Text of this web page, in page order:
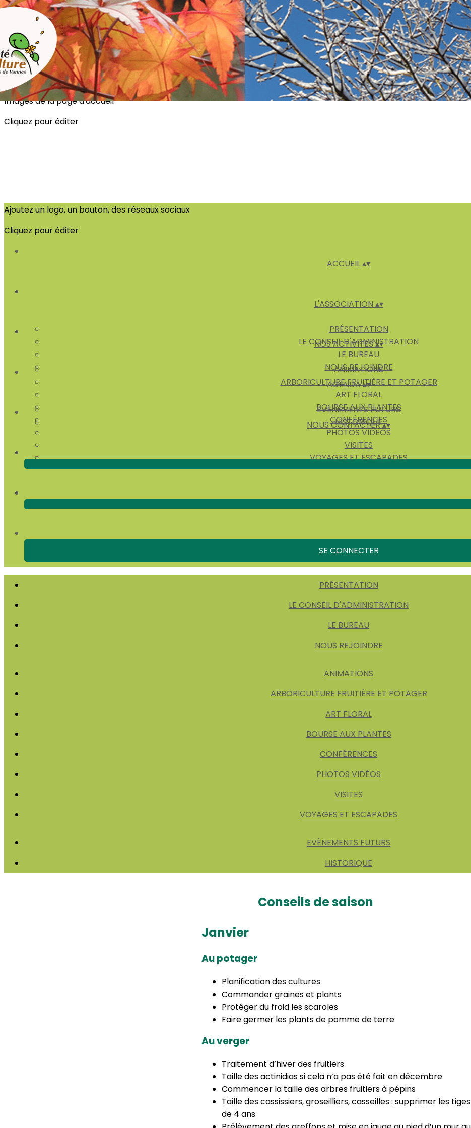
Exporter les lignes sélectionnées
Exporter toutes les colonnes
Exporter uniquement les colonnes affichées
Menu
Images de la page d'accueil
Cliquez pour éditer
Ajoutez un logo, un bouton, des réseaux sociaux
Cliquez pour éditer
ACCUEIL▴▾
L'ASSOCIATION ▴▾
PRÉSENTATION
LE CONSEIL D'ADMINISTRATION
LE BUREAU
NOUS REJOINDRE
NOS ACTIVITÉS▴▾
ANIMATIONS
ARBORICULTURE FRUITIÈRE ET POTAGER
ART FLORAL
BOURSE AUX PLANTES
CONFÉRENCES
PHOTOS VIDÉOS
VISITES
VOYAGES ET ESCAPADES
AGENDA▴▾
EVÈNEMENTS FUTURS
HISTORIQUE
NOUS CONTACTER▴▾
SE CONNECTER
PRÉSENTATION
LE CONSEIL D'ADMINISTRATION
LE BUREAU
NOUS REJOINDRE
ANIMATIONS
ARBORICULTURE FRUITIÈRE ET POTAGER
ART FLORAL
BOURSE AUX PLANTES
CONFÉRENCES
PHOTOS VIDÉOS
VISITES
VOYAGES ET ESCAPADES
EVÈNEMENTS FUTURS
HISTORIQUE
Conseils de saison
Janvier
Au potager
Planification des cultures
Commander graines et plants
Protéger du froid les scaroles
Faire germer les plants de pomme de terre
Au verger
Traitement d’hiver des fruitiers
Taille des actinidias si cela n’a pas été fait en décembre
Commencer la taille des arbres fruitiers à pépins
Taille des cassissiers, groseilliers, casseilles : supprimer les
de 4 ans